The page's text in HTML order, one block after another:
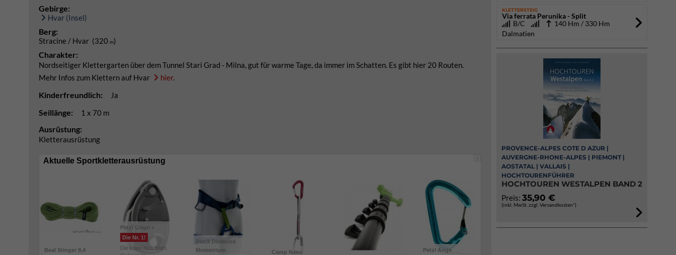
Gebirge:
Hvar (Insel)
Berg:
Stracine / Hvar (320 m)
Charakter:
Nordseitiger Klettergarten über dem Tunnel Stari Grad - Milna, gut für warme Tage, da immer im Schatten. Es gibt hier 20 Routen.
Mehr Infos zum Klettern auf Hvar
hier.
Kinderfreundlich: Ja
Seillänge: 1 x 70 m
Ausrüstung:
Kletterausrüstung
i
Aktuelle Sportkletterausrüstung
Beal Stinger 9,4
Petzl Grigri +
Die Nr. 1!
Die klare No1 beim
Black Diamond
Momentum
Camp Nano
Petzl Ange
KLETTERSTEIG
Via ferrata Perunika - Split
B/C
140 Hm / 330 Hm
Dalmatien
PROVENCE-ALPES COTE D AZUR |
AUVERGNE-RHONE-ALPES | PIEMONT |
AOSTATAL | VALLAIS |
HOCHTOURENFÜHRER
HOCHTOUREN WESTALPEN BAND 2
Preis: 35,90 €
(inkl. MwSt. zzgl. Versandkosten*)